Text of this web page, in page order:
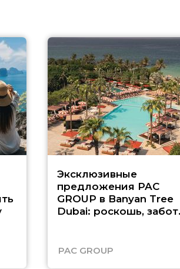
Эксклюзивные
предложения PAC
GROUP в Banyan Tree
Dubai: роскошь,
PAC GROUP